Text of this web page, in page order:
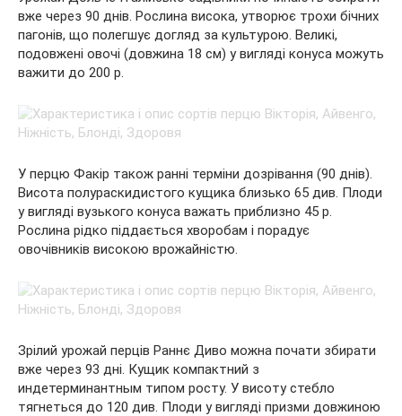
вже через 90 днів. Рослина висока, утворює трохи бічних
пагонів, що полегшує догляд за культурою. Великі,
подовжені овочі (довжина 18 см) у вигляді конуса можуть
важити до 200 р.
У перцю Факір також ранні терміни дозрівання (90 днів).
Висота полураскидистого кущика близько 65 див. Плоди
у вигляді вузького конуса важать приблизно 45 р.
Рослина рідко піддається хворобам і порадує
овочівників високою врожайністю.
Зрілий урожай перців Раннє Диво можна почати збирати
вже через 93 дні. Кущик компактний з
индетерминантным типом росту. У висоту стебло
тягнеться до 120 див. Плоди у вигляді призми довжиною